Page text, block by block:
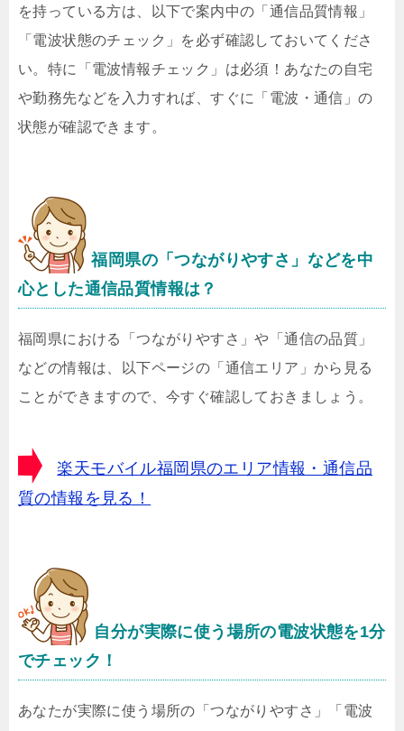
を持っている方は、以下で案内中の「通信品質情報」
「電波状態のチェック」を必ず確認しておいてくださ
い。特に「電波情報チェック」は必須！あなたの自宅
や勤務先などを入力すれば、すぐに「電波・通信」の
状態が確認できます。
福岡県の「つながりやすさ」などを中
心とした通信品質情報は？
福岡県における「つながりやすさ」や「通信の品質」
などの情報は、以下ページの「通信エリア」から見る
ことができますので、今すぐ確認しておきましょう。
楽天モバイル福岡県のエリア情報・通信品
質の情報を見る！
自分が実際に使う場所の電波状態を1分
でチェック！
あなたが実際に使う場所の「つながりやすさ」「電波